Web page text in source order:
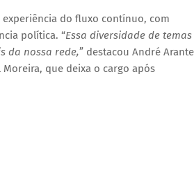
experiência do fluxo contínuo, com
política. “Essa diversidade de temas
da nossa rede,” destacou André
que deixa o cargo após